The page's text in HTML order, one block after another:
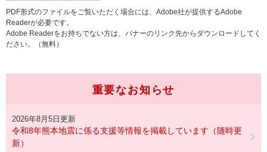
PDF形式のファイルをご覧いただく場合には、Adobe社が提供するAdobe
Readerが必要です。
Adobe Readerをお持ちでない方は、バナーのリンク先からダウンロードしてく
ださい。（無料）
重要なお知らせ
2026年8月5日更新
令和8年熊本地震に係る支援等情報を掲載しています（随時更
新）